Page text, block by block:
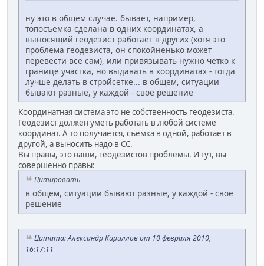
ну это в общем случае. бывает, например,
топосъемка сделана в одних координатах, а
выносящий геодезист работает в других (хотя это
проблема геодезиста, он спокойненько может
перевести все сам), или привязывать нужно четко к
границе участка, но выдавать в координатах - тогда
лучше делать в стройсетке... в общем, ситуации
бывают разные, у каждой - свое решение
Координатная система это не собственность геодезиста.
Геодезист должен уметь работать в любой системе
координат. А то получается, съёмка в одной, работает в
другой, а выносить надо в СС.
Вы правы, это наши, геодезистов проблемы. И тут, вы
совершенно правы:
Цитировать
в общем, ситуации бывают разные, у каждой - свое
решение
Цитата: Александр Кириллов от 10 февраля 2010,
16:17:11